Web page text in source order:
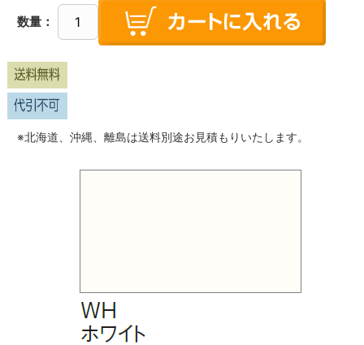
数量：
※北海道、沖縄、離島は送料別途お見積もりいたします。